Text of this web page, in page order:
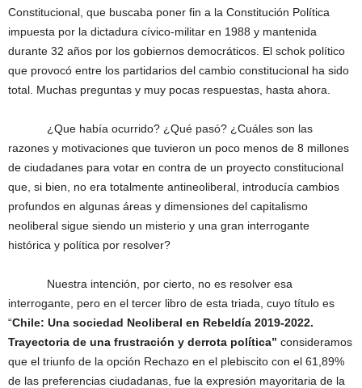
Constitucional, que buscaba poner fin a la Constitución Política
impuesta por la dictadura cívico-militar en 1988 y mantenida
durante 32 años por los gobiernos democráticos. El schok político
que provocó entre los partidarios del cambio constitucional ha sido
total. Muchas preguntas y muy pocas respuestas, hasta ahora.
¿Que había ocurrido? ¿Qué pasó? ¿Cuáles son las
razones y motivaciones que tuvieron un poco menos de 8 millones
de ciudadanes para votar en contra de un proyecto constitucional
que, si bien, no era totalmente antineoliberal, introducía cambios
profundos en algunas áreas y dimensiones del capitalismo
neoliberal sigue siendo un misterio y una gran interrogante
histórica y política por resolver?
Nuestra intención, por cierto, no es resolver esa
interrogante, pero en el tercer libro de esta triada, cuyo título es
“Chile: Una sociedad Neoliberal en Rebeldía 2019-2022.
Trayectoria de una frustración y derrota política” consideramos
que el triunfo de la opción Rechazo en el plebiscito con el 61,89%
de las preferencias ciudadanas, fue la expresión mayoritaria de la